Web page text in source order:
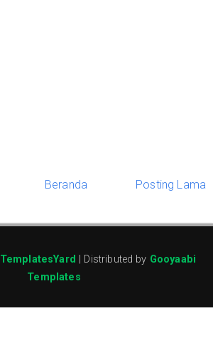
Beranda Posting Lama
TemplatesYard | Distributed by Gooyaabi
Templates